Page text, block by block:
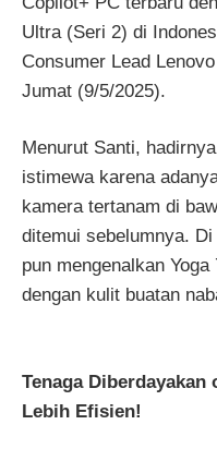
Ultra (Seri 2) di
Consumer Lead
Jumat (9/5/2025).
Menurut Santi,
istimewa karena
kamera tertanam di
ditemui sebelumnya.
pun mengenalkan
dengan kulit buatan
Tenaga Diberdayakan
Lebih Efisien!